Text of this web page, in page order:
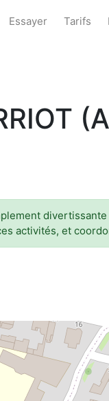
Essayer Tarifs
activités, et